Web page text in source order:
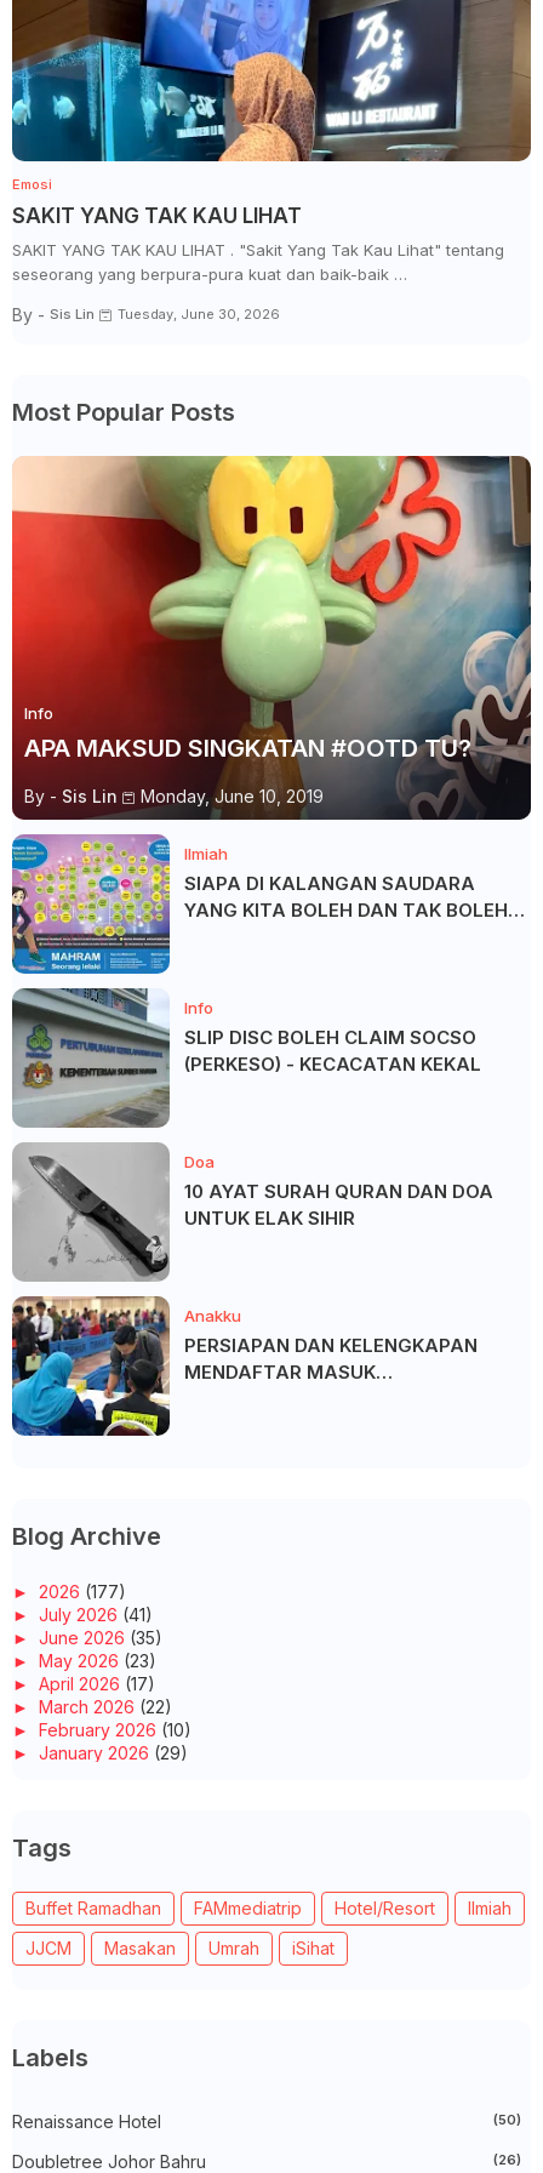
Emosi
SAKIT YANG TAK KAU LIHAT
SAKIT YANG TAK KAU LIHAT . "Sakit Yang Tak Kau Lihat" tentang
seseorang yang berpura-pura kuat dan baik-baik …
By - Sis Lin Tuesday, June 30, 2026
Most Popular Posts
Info
APA MAKSUD SINGKATAN #OOTD TU?
By - Sis Lin Monday, June 10, 2019
Ilmiah
SIAPA DI KALANGAN SAUDARA
YANG KITA BOLEH DAN TAK BOLEH
Info
SLIP DISC BOLEH CLAIM SOCSO
(PERKESO) - KECACATAN KEKAL
Doa
10 AYAT SURAH QURAN DAN DOA
UNTUK ELAK SIHIR
Anakku
PERSIAPAN DAN KELENGKAPAN
MENDAFTAR MASUK
Blog Archive
► 2026 (177)
► July 2026 (41)
► June 2026 (35)
► May 2026 (23)
► April 2026 (17)
► March 2026 (22)
► February 2026 (10)
► January 2026 (29)
►October 2025
September 2025
►August 2025(6)
►July 2025(20)
►June 2025(22)
►May 2025(32)
►January 2025
►November 2024
►September 2024(27)
Tags
Buffet Ramadhan FAMmediatrip Hotel/Resort
Ilmiah
JJCM
Masakan Umrah iSihat
Labels
Renaissance Hotel (50)
Doubletree Johor Bahru (26)